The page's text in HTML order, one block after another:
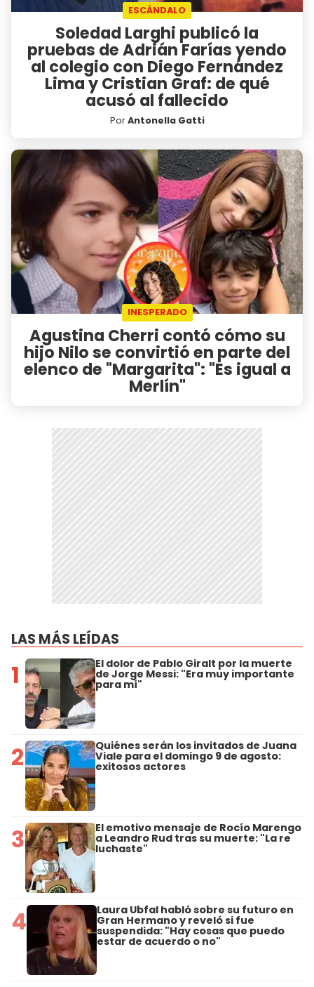
ESCÁNDALO
Soledad Larghi publicó la
pruebas de Adrián Farías yendo
al colegio con Diego Fernández
Lima y Cristian Graf: de qué
acusó al fallecido
PorAntonella Gatti
INESPERADO
Agustina Cherri contó cómo su
hijo Nilo se convirtió en parte del
elenco de "Margarita": "Es igual a
Merlín"
LAS MÁS LEÍDAS
1 El dolor de Pablo Giralt por la muerte
de Jorge Messi: "Era muy importante
para mí"
2 Quiénes serán los invitados de Juana
Viale para el domingo 9 de agosto:
exitosos actores
3 El emotivo mensaje de Rocío Marengo
a Leandro Rud tras su muerte: "La re
luchaste"
4 Laura Ubfal habló sobre su futuro en
Gran Hermano y reveló si fue
suspendida: "Hay cosas que puedo
estar de acuerdo o no"